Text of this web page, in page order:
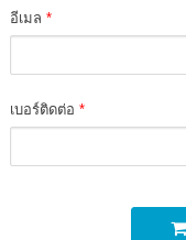
อีเมล*
เบอร์ติดต่อ*